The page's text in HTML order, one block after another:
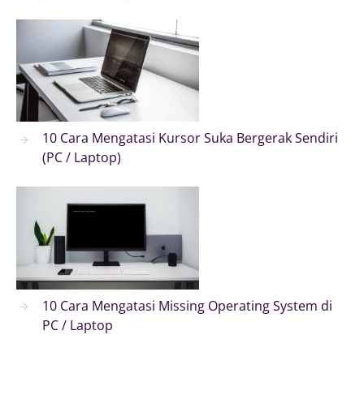
10 Cara Mengatasi Kursor Suka Bergerak Sendiri
(PC / Laptop)
10 Cara Mengatasi Missing Operating System di
PC / Laptop